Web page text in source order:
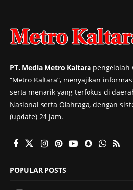
PT. Media Metro Kaltara pengelolah
“Metro Kaltara”, menyajikan
serta menarik yang terfokus di
Nasional serta Olahraga, dengan
(update) 24 jam.
POPULAR POSTS